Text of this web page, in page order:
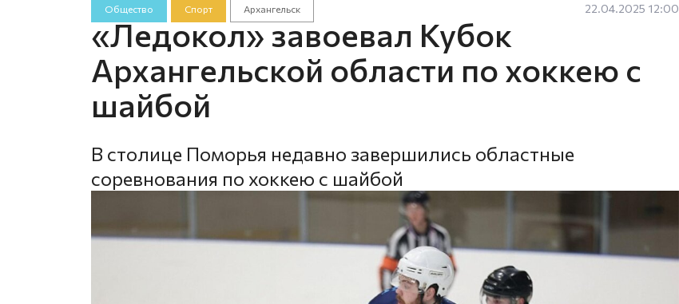
Общество Спорт Архангельск 22.04.2025 12:00
«Ледокол» завоевал Кубок
Архангельской области по хоккею с
шайбой
В столице Поморья недавно завершились областные
соревнования по хоккею с шайбой